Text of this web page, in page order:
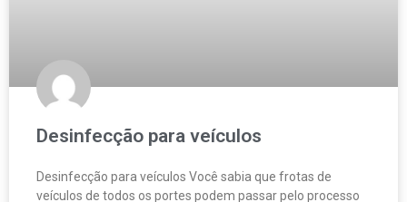
Desinfecção para veículos
Desinfecção para veículos Você sabia que frotas de
veículos de todos os portes podem passar pelo processo